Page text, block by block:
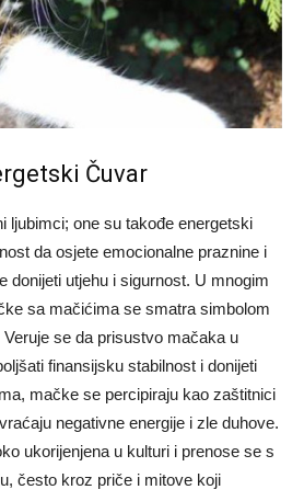
Čuvar
ljubimci; one su takođe energetski
da osjete emocionalne praznine i
donijeti utjehu i sigurnost. U mnogim
sa mačićima se smatra simbolom
se da prisustvo mačaka u
finansijsku stabilnost i donijeti
mačke se percipiraju kao zaštitnici
negativne energije i zle duhove.
ukorijenjena u kulturi i prenose se s
često kroz priče i mitove koji